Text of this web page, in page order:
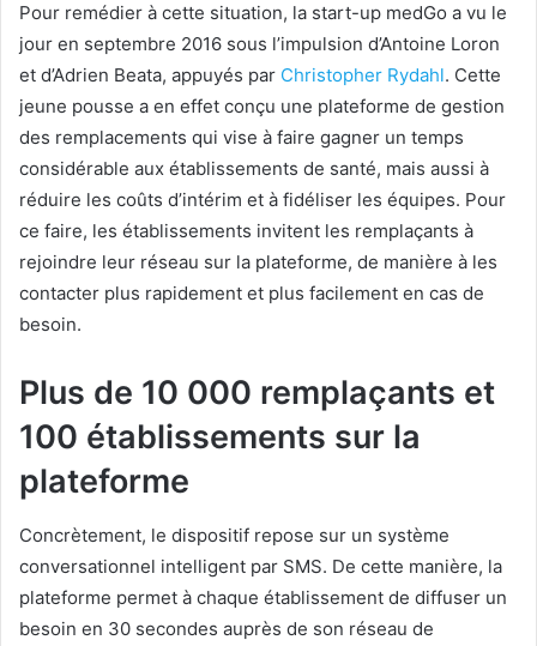
Pour remédier à cette situation, la start-up medGo a vu le
jour en septembre 2016 sous l’impulsion d’Antoine Loron
et d’Adrien Beata, appuyés par Christopher Rydahl. Cette
jeune pousse a en effet conçu une plateforme de gestion
des remplacements qui vise à faire gagner un temps
considérable aux établissements de santé, mais aussi à
réduire les coûts d’intérim et à fidéliser les équipes. Pour
ce faire, les établissements invitent les remplaçants à
rejoindre leur réseau sur la plateforme, de manière à les
contacter plus rapidement et plus facilement en cas de
besoin.
Plus de 10 000 remplaçants et
100 établissements sur la
plateforme
Concrètement, le dispositif repose sur un système
conversationnel intelligent par SMS. De cette manière, la
plateforme permet à chaque établissement de diffuser un
besoin en 30 secondes auprès de son réseau de